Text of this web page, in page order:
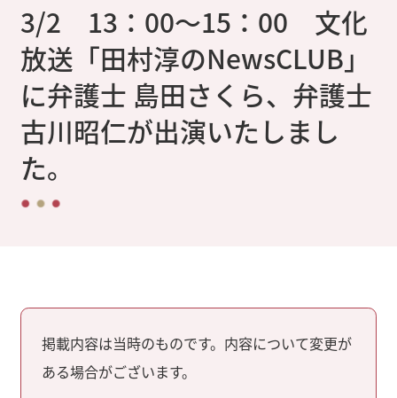
3/2 13：00～15：00 文化
放送「田村淳のNewsCLUB」
に弁護士 島田さくら、弁護士
古川昭仁が出演いたしまし
た。
掲載内容は当時のものです。内容について変更が
ある場合がございます。